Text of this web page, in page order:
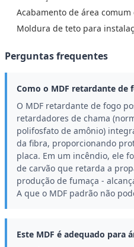
Acabamento de área
Moldura de teto para
Perguntas frequentes
Como o MDF retardante de
O MDF retardante de fogo
retardadores de chama
polifosfato de amônio)
da fibra, proporcionando
placa. Em um incêndio, ele
de carvão que retarda a
produção de fumaça -
A que o MDF padrão não
Este MDF é adequado para